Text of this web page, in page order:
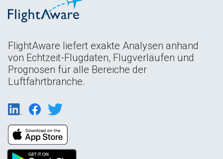
FlightAware liefert exakte Analysen anhand
von Echtzeit-Flugdaten, Flugverläufen und
Prognosen für alle Bereiche der
Luftfahrtbranche.